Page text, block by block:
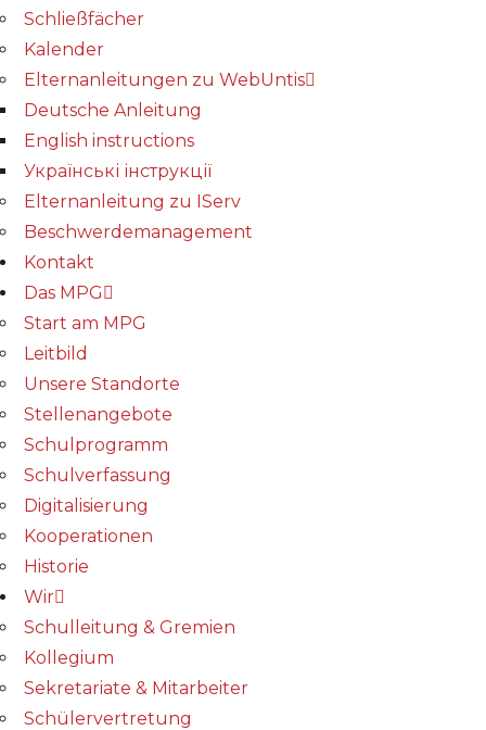
Schließfächer
Kalender
Elternanleitungen zu WebUntis
Deutsche Anleitung
English instructions
Українські інструкції
Elternanleitung zu IServ
Beschwerdemanagement
Kontakt
Das MPG
Start am MPG
Leitbild
Unsere Standorte
Stellenangebote
Schulprogramm
Schulverfassung
Digitalisierung
Kooperationen
Historie
Wir
Schulleitung & Gremien
Kollegium
Sekretariate & Mitarbeiter
Schülervertretung